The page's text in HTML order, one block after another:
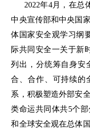
2022年4月，在总
中央宣传部和中央国
体国家安全观学习纲
际共同安全一关于新
列出，分统筹自身安
合、合作、可持续的
系，积极塑造外部安
类命运共同体共5个
和全球安全观在总体